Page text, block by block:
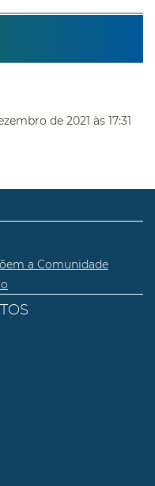
de 2021 às 17:31
a Comunidade